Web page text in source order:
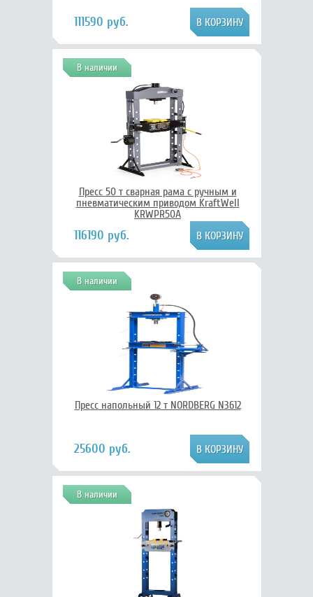
111590 руб.
В наличии
Пресс 50 т сварная рама с ручным и
пневматическим приводом KraftWell
KRWPR50A
116190 руб.
В наличии
Пресс напольный 12 т NORDBERG N3612
25600 руб.
В наличии